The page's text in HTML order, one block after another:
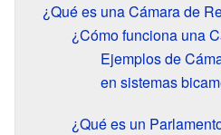
¿Qué es una Cámara de
¿Cómo funciona una
Ejemplos de
en sistemas
¿Qué es un